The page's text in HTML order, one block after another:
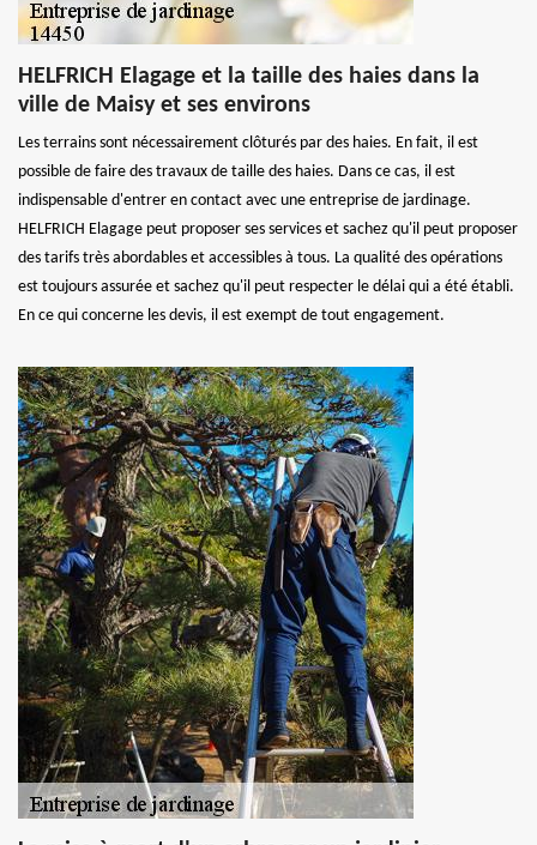
HELFRICH Elagage et la taille des haies dans la
ville de Maisy et ses environs
Les terrains sont nécessairement clôturés par des haies. En fait, il est
possible de faire des travaux de taille des haies. Dans ce cas, il est
indispensable d'entrer en contact avec une entreprise de jardinage.
HELFRICH Elagage peut proposer ses services et sachez qu'il peut proposer
des tarifs très abordables et accessibles à tous. La qualité des opérations
est toujours assurée et sachez qu'il peut respecter le délai qui a été établi.
En ce qui concerne les devis, il est exempt de tout engagement.